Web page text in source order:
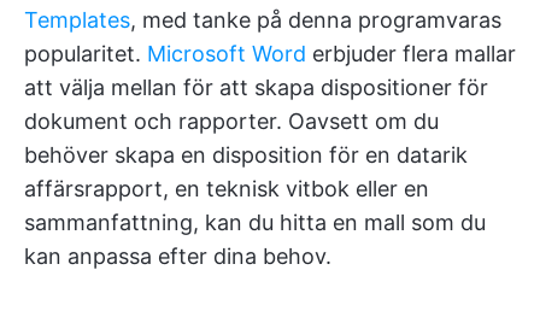
Templates, med tanke på denna programvaras
popularitet. Microsoft Word erbjuder flera mallar
att välja mellan för att skapa dispositioner för
dokument och rapporter. Oavsett om du
behöver skapa en disposition för en datarik
affärsrapport, en teknisk vitbok eller en
sammanfattning, kan du hitta en mall som du
kan anpassa efter dina behov.